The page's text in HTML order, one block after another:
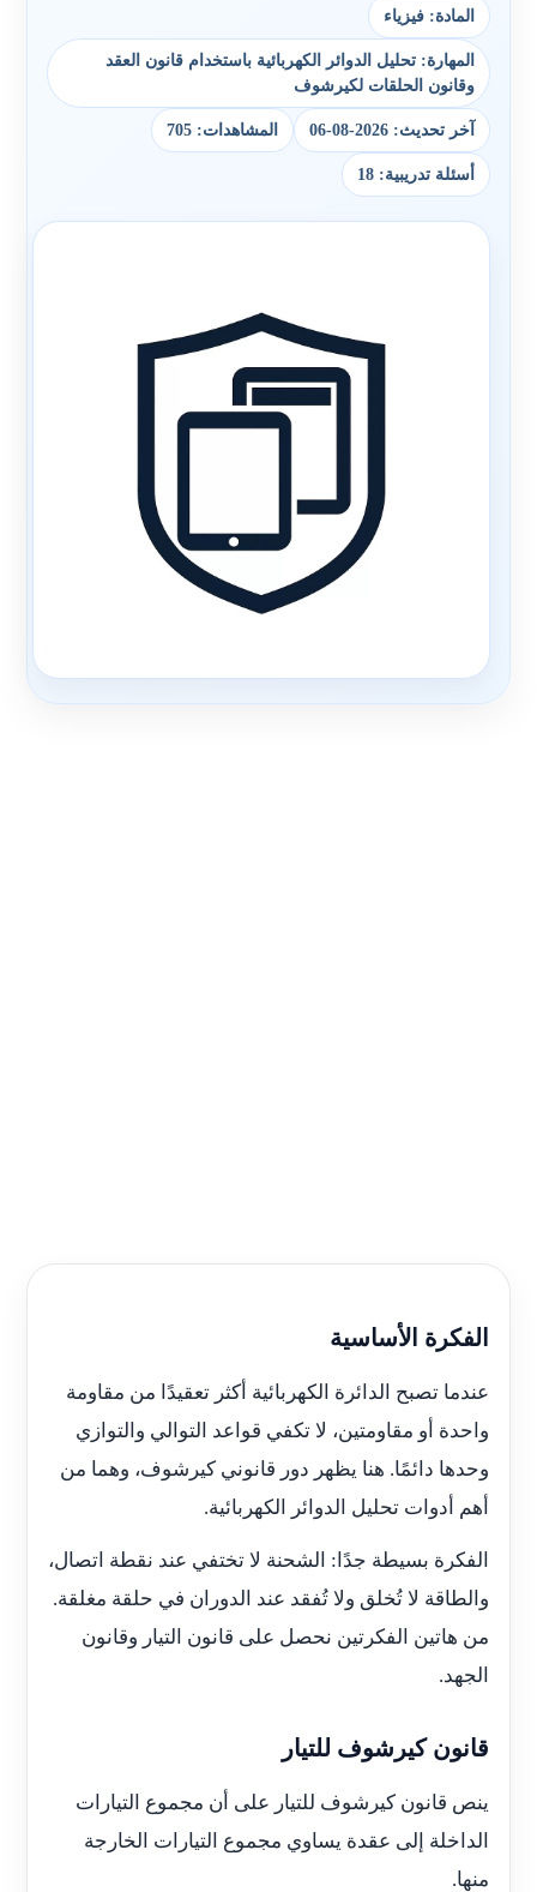
المادة: فيزياء
المهارة: تحليل الدوائر الكهربائية باستخدام قانون العقد
وقانون الحلقات لكيرشوف
آخر تحديث: 2026-08-06 المشاهدات: 705
أسئلة تدريبية: 18
الفكرة الأساسية
عندما تصبح الدائرة الكهربائية أكثر تعقيدًا من مقاومة
واحدة أو مقاومتين، لا تكفي قواعد التوالي والتوازي
وحدها دائمًا. هنا يظهر دور قانوني كيرشوف، وهما من
أهم أدوات تحليل الدوائر الكهربائية.
الفكرة بسيطة جدًا: الشحنة لا تختفي عند نقطة اتصال،
والطاقة لا تُخلق ولا تُفقد عند الدوران في حلقة مغلقة.
من هاتين الفكرتين نحصل على قانون التيار وقانون
الجهد.
قانون كيرشوف للتيار
ينص قانون كيرشوف للتيار على أن مجموع التيارات
الداخلة إلى عقدة يساوي مجموع التيارات الخارجة
منها.